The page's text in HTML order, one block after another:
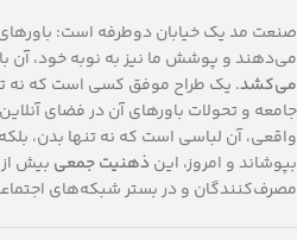
صنعت مد یک خیابان دوطرفه است:
می‌دهند و پوشش ما نیز به نوبه خود، آن
می‌کشد. یک طراح موفق کسی است که نه
جامعه و تحولات باورهای آن در فضای
واقعی، آن لباسی است که نه تنها بدن، بلکه
بپوشاند و امروز، این ذهنیت جمعی بیش
مصرف‌کنندگان و در بستر شبکه‌های